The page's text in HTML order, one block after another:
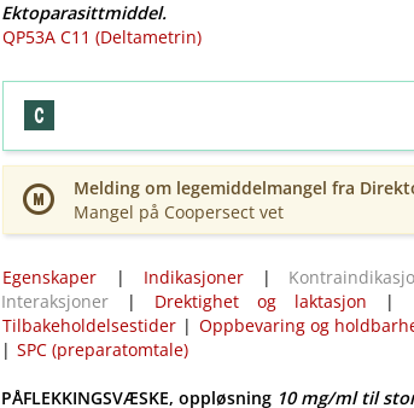
Ektoparasittmiddel.
QP53A C11 (Deltametrin)
Melding om legemiddelmangel fra
Mangel på Coopersect vet
Egenskaper | Indikasjoner |
Interaksjoner | Drektighet og laktasjon |
Tilbakeholdelsestider | Oppbevaring og
| SPC (preparatomtale)
PÅFLEKKINGSVÆSKE, oppløsning 10 mg/mltil